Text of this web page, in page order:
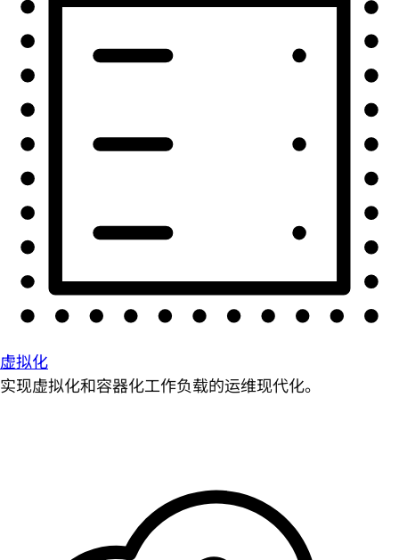
虚拟化
实现虚拟化和容器化工作负载的运维现代化。